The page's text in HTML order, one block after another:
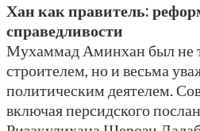
Хан как правитель:
справедливости
Мухаммад Аминхан был не
строителем, но и весьма
политическим деятелем.
включая персидского